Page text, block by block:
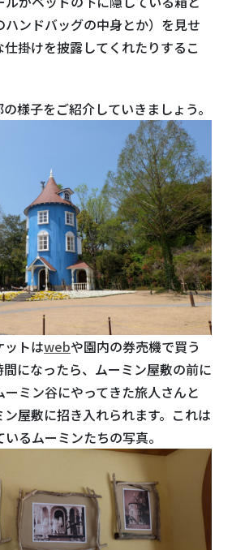
ハンドバッグの中身とか）を見せ
掛けを披露してくれたりするこ
様子をご紹介していきましょう。
ットはwebや園内の券売機で買う
になったら、ムーミン屋敷の前に
ーミン谷にやってきた旅人さんと
屋敷に招き入れられます。 これは
るムーミンたちの写真。